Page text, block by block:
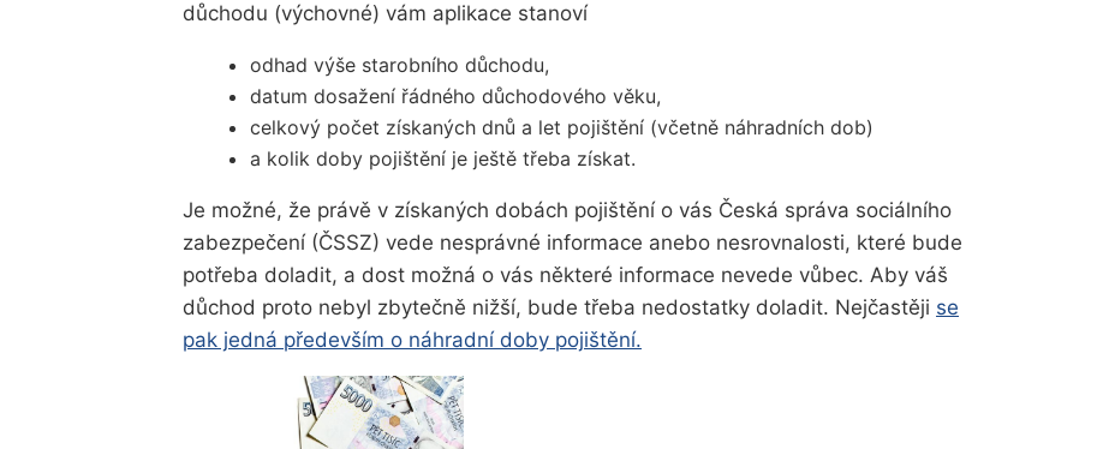
důchodu (výchovné) vám aplikace stanoví
odhad výše starobního důchodu,
datum dosažení řádného důchodového věku,
celkový počet získaných dnů a let pojištění (včetně náhradních dob)
a kolik doby pojištění je ještě třeba získat.
Je možné, že právě v získaných dobách pojištění o vás Česká správa sociálního
zabezpečení (ČSSZ) vede nesprávné informace anebo nesrovnalosti, které bude
potřeba doladit, a dost možná o vás některé informace nevede vůbec. Aby váš
důchod proto nebyl zbytečně nižší, bude třeba nedostatky doladit. Nejčastěji se
pak jedná především o náhradní doby pojištění.